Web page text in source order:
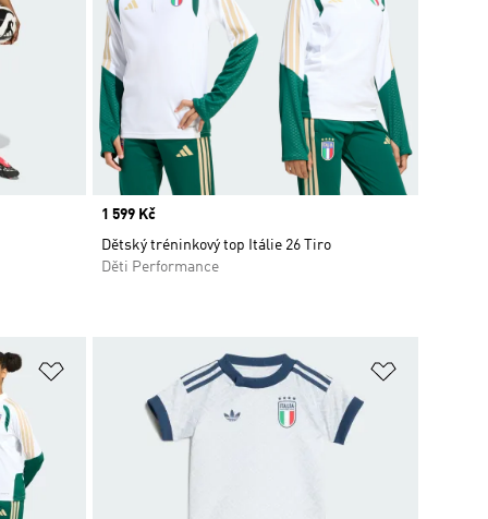
Price
1 599 Kč
Dětský tréninkový top Itálie 26 Tiro
Děti Performance
Přidat do seznamu přání